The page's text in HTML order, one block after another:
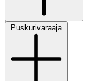
Puskurivaraaja